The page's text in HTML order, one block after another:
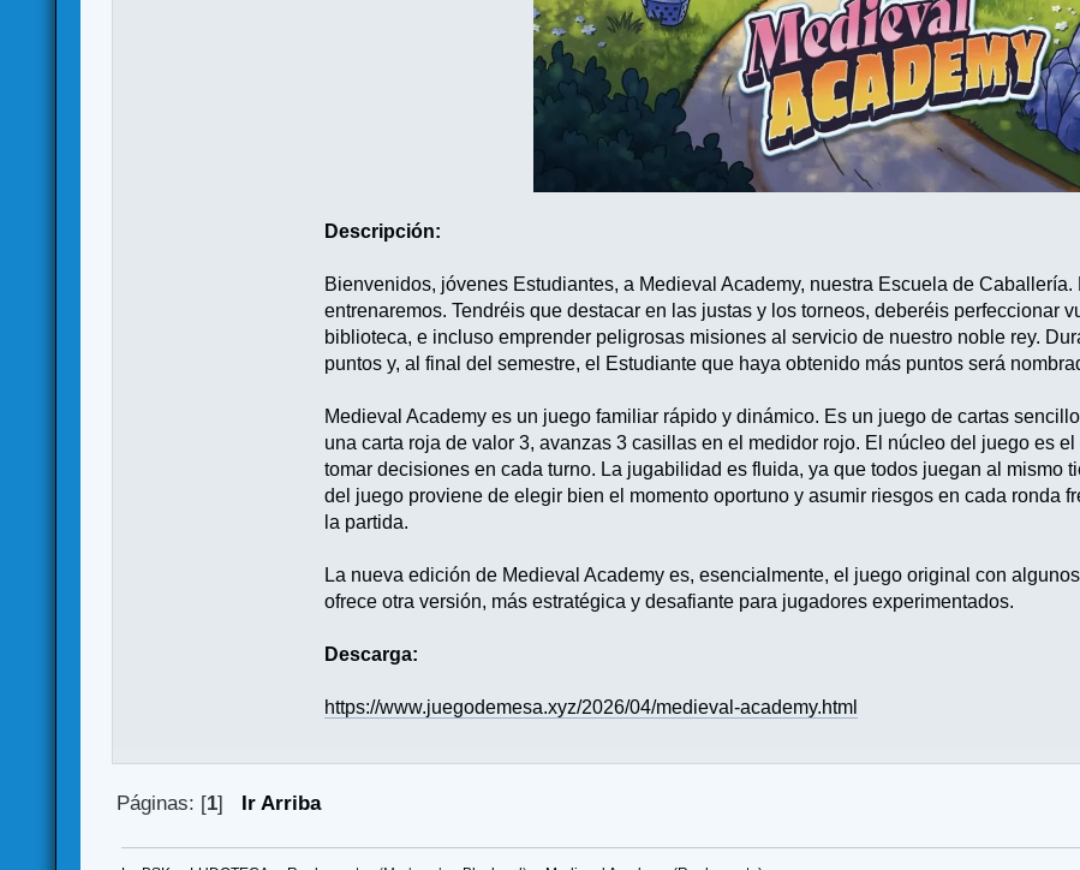
Descripción:
Bienvenidos, jóvenes Estudiantes, a Medieval Academy, nuestra Escuela de
entrenaremos. Tendréis que destacar en las justas y los torneos, deberéis perfeccionar
biblioteca, e incluso emprender peligrosas misiones al servicio de nuestro noble rey.
puntos y, al final del semestre, el Estudiante que haya obtenido más puntos será
Medieval Academy es un juego familiar rápido y dinámico. Es un juego de cartas
una carta roja de valor 3, avanzas 3 casillas en el medidor rojo. El núcleo del juego es
tomar decisiones en cada turno. La jugabilidad es fluida, ya que todos juegan al mismo
del juego proviene de elegir bien el momento oportuno y asumir riesgos en cada ronda
la partida.
La nueva edición de Medieval Academy es, esencialmente, el juego original con
ofrece otra versión, más estratégica y desafiante para jugadores experimentados.
Descarga:
https://www.juegodemesa.xyz/2026/04/medieval-academy.html
Páginas: [1] Ir Arriba